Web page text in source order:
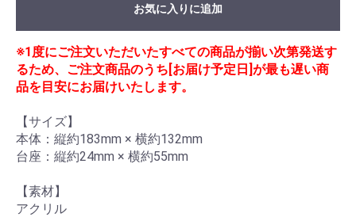
お気に入りに追加
※1度にご注文いただいたすべての商品が揃い次第発送す
るため、ご注文商品のうち[お届け予定日]が最も遅い商
品を目安にお届けいたします。
【サイズ】
本体：縦約183mm × 横約132mm
台座：縦約24mm × 横約55mm
【素材】
アクリル